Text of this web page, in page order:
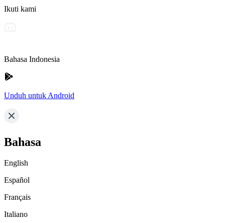
Ikuti kami
Bahasa Indonesia
Unduh untuk Android
Bahasa
English
Español
Français
Italiano